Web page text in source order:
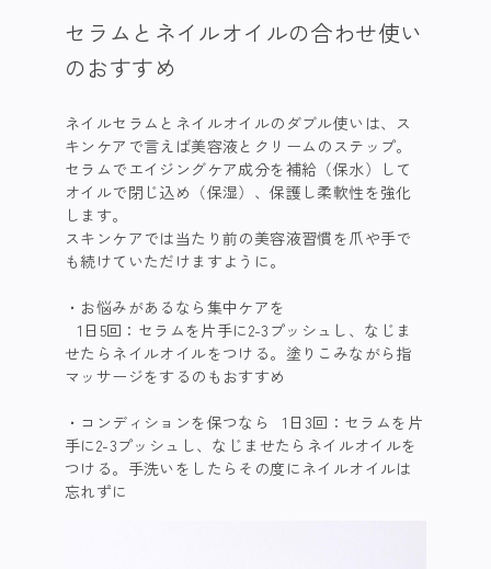
セラムとネイルオイルの合わせ使い
のおすすめ
ネイルセラムとネイルオイルのダブル使いは、ス
キンケアで言えば美容液とクリームのステップ。
セラムでエイジングケア成分を補給（保水）して
オイルで閉じ込め（保湿）、保護し柔軟性を強化
します。
スキンケアでは当たり前の美容液習慣を爪や手で
も続けていただけますように。
・お悩みがあるなら集中ケアを
1日5回：セラムを片手に2-3プッシュし、なじま
せたらネイルオイルをつける。塗りこみながら指
マッサージをするのもおすすめ
・コンディションを保つなら 1日3回：セラムを片
手に2-3プッシュし、なじませたらネイルオイルを
つける。手洗いをしたらその度にネイルオイルは
忘れずに